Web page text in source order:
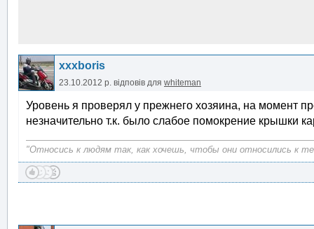
xxxboris
23.10.2012 р. відповів для whiteman
Уровень я проверял у прежнего хозяина, на момент
незначительно т.к. было слабое помокрение крышки
"Относись к людям так, как хочешь, чтобы они относились к